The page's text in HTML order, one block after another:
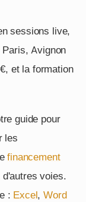
sessions live,
Avignon
et la formation
guide pour
les
financement
voies.
: Excel,Word